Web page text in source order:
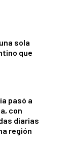
sola
que
pasó a
con
diarias
región